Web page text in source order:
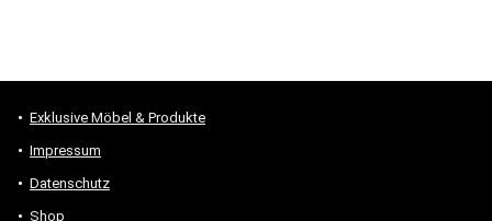
Exklusive Möbel & Produkte
Impressum
Datenschutz
Shop